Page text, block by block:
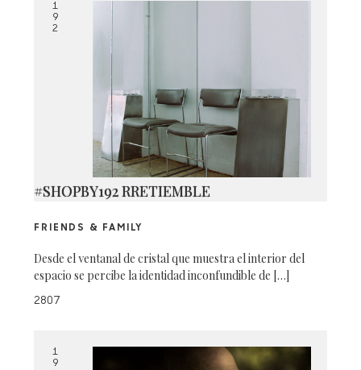
1
9
2
#SHOPBY192 RRETIEMBLE
FRIENDS & FAMILY
Desde el ventanal de cristal que muestra el interior del
espacio se percibe la identidad inconfundible de […]
2807
1
9